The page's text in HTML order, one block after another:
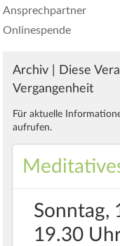
Ansprechpartner
Onlinespende
Archiv | Diese
Vergangenheit
Für aktuelle
aufrufen.
Sonntag,
19.30